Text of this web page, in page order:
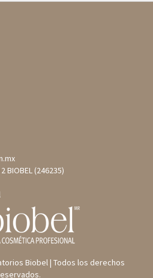
BIOBEL (246235)
Biobel | Todos los derechos